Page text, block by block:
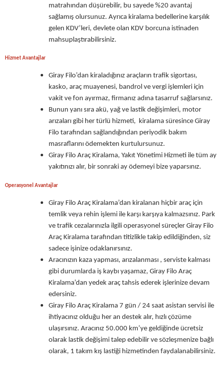
matrahından düşürebilir, bu sayede %20 avantaj
sağlamış olursunuz. Ayrıca kiralama bedellerine karşılık
gelen KDV’leri, devlete olan KDV borcuna istinaden
mahsuplaştırabilirsiniz.
Hizmet Avantajlar
Giray Filo’dan kiraladığınız araçların trafik sigortası,
kasko, araç muayenesi, bandrol ve vergi işlemleri için
vakit ve fon ayırmaz, firmanız adına tasarruf sağlarsınız.
Bunun yanı sıra akü, yağ ve lastik değişimleri, motor
arızaları gibi her türlü hizmeti, kiralama süresince Giray
Filo tarafından sağlandığından periyodik bakım
masraflarını ödemekten kurtulursunuz.
Giray Filo Araç Kiralama, Yakıt Yönetimi Hizmeti ile tüm ay
yakıtınızı alır, bir sonraki ay ödemeyi bize yaparsınız.
Operasyonel Avantajlar
Giray Filo Araç Kiralama’dan kiralanan hiçbir araç için
temlik veya rehin işlemi ile karşı karşıya kalmazsınız. Park
ve trafik cezalarınızla ilgili operasyonel süreçler Giray Filo
Araç Kiralama tarafından titizlikle takip edildiğinden, siz
sadece işinize odaklanırsınız.
Aracınızın kaza yapması, arızalanması , serviste kalması
gibi durumlarda iş kaybı yaşamaz, Giray Filo Araç
Kiralama’dan yedek araç tahsis ederek işlerinize devam
edersiniz.
Giray Filo Araç Kiralama 7 gün / 24 saat asistan servisi ile
ihtiyacınız olduğu her an destek alır, hızlı çözüme
ulaşırsınız. Aracınız 50.000 km’ye geldiğinde ücretsiz
olarak lastik değişimi talep edebilir ve sözleşmenize bağlı
olarak, 1 takım kış lastiği hizmetinden faydalanabilirsiniz.